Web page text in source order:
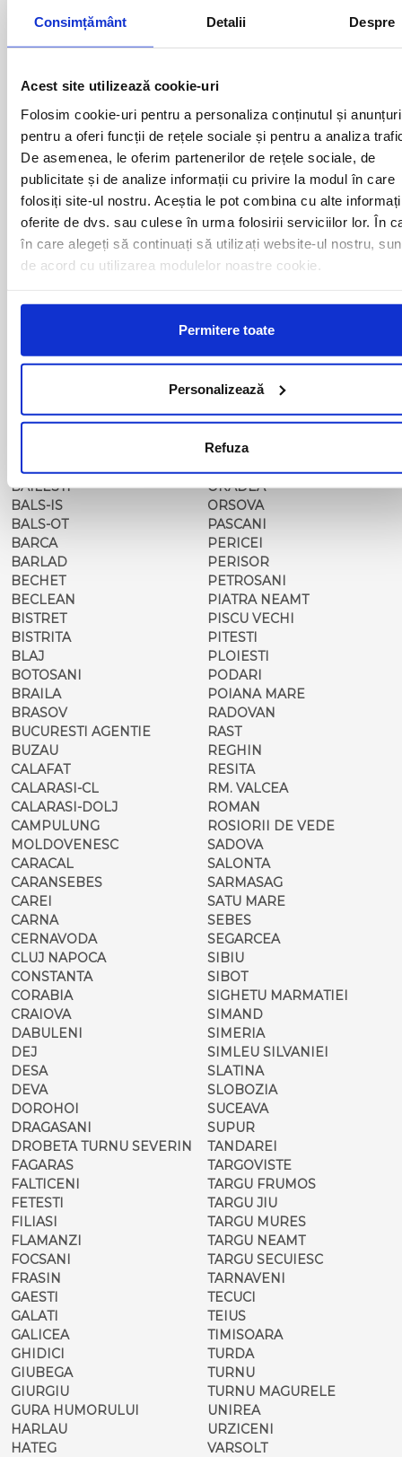
Consimțământ Detalii Despre
Acest site utilizează cookie-uri
Folosim cookie-uri pentru a personaliza conținutul și
pentru a oferi funcții de rețele sociale și pentru a analiza
De asemenea, le oferim partenerilor de rețele sociale, de
publicitate și de analize informații cu privire la modul în care
folosiți site-ul nostru. Aceștia le pot combina cu alte
oferite de dvs. sau culese în urma folosirii serviciilor lor. În
în care alegeți să continuați să utilizați website-ul nostru,
de acord cu utilizarea modulelor noastre cookie.
Permitere toate
Personalizează
Refuza
Plecari cu autocarul UNIREA -
destinatii
LINZ
Curse din Romania catre
AUSTRIA:
ALBA IULIA
ARAD
BACAU
BAILE HERCULANE
BAILESTI
BALS-IS
BALS-OT
BARCA
BARLAD
BECHET
BECLEAN
BISTRET
BISTRITA
BLAJ
BOTOSANI
BRAILA
BRASOV
BUCURESTI AGENTIE
BUZAU
CALAFAT
CALARASI-CL
CALARASI-DOLJ
CAMPULUNG
MOLDOVENESC
CARACAL
CARANSEBES
CAREI
CARNA
CERNAVODA
CLUJ NAPOCA
CONSTANTA
CORABIA
CRAIOVA
DABULENI
DEJ
DESA
DEVA
DOROHOI
DRAGASANI
DROBETA TURNU SEVERIN
FAGARAS
FALTICENI
FETESTI
FILIASI
FLAMANZI
FOCSANI
FRASIN
GAESTI
GALATI
GALICEA
GHIDICI
GIUBEGA
GIURGIU
GURA HUMORULUI
HARLAU
HATEG
MEDGIDIA
MEDIAS
MOINESTI
MOTCA
OLTENITA
ONESTI
ORADEA
ORSOVA
PASCANI
PERICEI
PERISOR
PETROSANI
PIATRA NEAMT
PISCU VECHI
PITESTI
PLOIESTI
PODARI
POIANA MARE
RADOVAN
RAST
REGHIN
RESITA
RM. VALCEA
ROMAN
ROSIORII DE VEDE
SADOVA
SALONTA
SARMASAG
SATU MARE
SEBES
SEGARCEA
SIBIU
SIBOT
SIGHETU MARMATIEI
SIMAND
SIMERIA
SIMLEU SILVANIEI
SLATINA
SLOBOZIA
SUCEAVA
SUPUR
TANDAREI
TARGOVISTE
TARGU FRUMOS
TARGU JIU
TARGU MURES
TARGU NEAMT
TARGU SECUIESC
TARNAVENI
TECUCI
TEIUS
TIMISOARA
TURDA
TURNU
TURNU MAGURELE
UNIREA
URZICENI
VARSOLT